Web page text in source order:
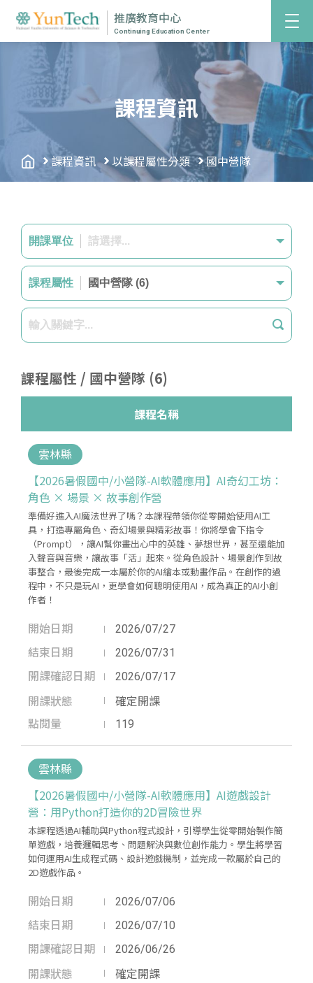
推廣教育中心
Continuing Education Center
課程資訊
課程資訊 以課程屬性分類 國中營隊
開課單位 請選擇...
課程屬性 國中營隊 (6)
課程屬性 / 國中營隊 (6)
課程名稱
雲林縣
【2026暑假國中/小營隊-AI軟體應用】AI奇幻工坊：
角色 × 場景 × 故事創作營
準備好進入AI魔法世界了嗎？本課程帶領你從零開始使用AI工
具，打造專屬角色、奇幻場景與精彩故事！你將學會下指令
（Prompt），讓AI幫你畫出心中的英雄、夢想世界，甚至還能加
入聲音與音樂，讓故事「活」起來。從角色設計、場景創作到故
事整合，最後完成一本屬於你的AI繪本或動畫作品。在創作的過
程中，不只是玩AI，更學會如何聰明使用AI，成為真正的AI小創
作者！
開始日期
2026/07/27
結束日期
2026/07/31
開課確認日期
2026/07/17
開課狀態 確定開課
點閱量 119
雲林縣
【2026暑假國中/小營隊-AI軟體應用】AI遊戲設計
營：用Python打造你的2D冒險世界
本課程透過AI輔助與Python程式設計，引導學生從零開始製作簡
單遊戲，培養邏輯思考、問題解決與數位創作能力。學生將學習
如何運用AI生成程式碼、設計遊戲機制，並完成一款屬於自己的
2D遊戲作品。
開始日期
2026/07/06
結束日期
2026/07/10
開課確認日期
2026/06/26
開課狀態 確定開課